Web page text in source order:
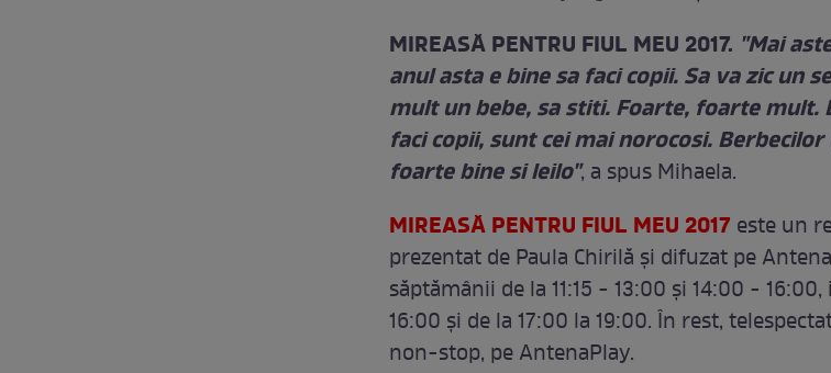
MIREASĂ PENTRU FIUL MEU 2017. "Mai
anul asta e bine sa faci copii. Sa va zic un
mult un bebe, sa stiti. Foarte, foarte mult.
faci copii, sunt cei mai norocosi.
foarte bine si leilo", a spus Mihaela.
MIREASĂ PENTRU FIUL MEU 2017 este un
prezentat de Paula Chirilă şi difuzat pe
săptămânii de la 11:15 - 13:00 şi 14:00 -
16:00 şi de la 17:00 la 19:00. În rest,
non-stop, pe AntenaPlay.